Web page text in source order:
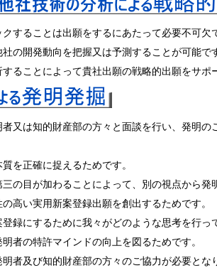
することは出願をするにあたって必要不可欠
の開発動向を把握又は予測することが可能で
ることによって貴社出願の戦略的出願をサポ
又は知的財産部の方々と面談を行い、発明の
を正確に捉えるためです。
の目が加わることによって、別の視点から発
高い実用新案登録出願を創出するためです。
録にするために我々がどのような思考を行っ
者の特許マインドの向上を図るためです。
者及び知的財産部の方々のご協力が必要とな